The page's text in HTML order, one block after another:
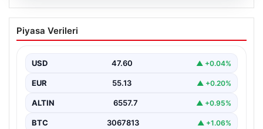
05.08.2026
Ertuğrul Doğan’dan Mohamed Salah
Transferi Sonrası İlk Açıklama
Mısırlı futbolcu Mohamed Salah’ın transfer gelişmeleri
hakkında…
Piyasa Verileri
USD 47.60 ▲ +0.04%
EUR 55.13 ▲ +0.20%
ALTIN 6557.7 ▲ +0.95%
BTC 3067813 ▲ +1.06%